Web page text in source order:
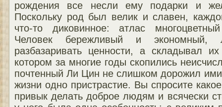
рождения все несли ему подарки и
Поскольку род был велик и славен,
что-то диковинное: атлас
Человек бережливый и
разбазаривать ценности, а складывал
котором за многие годы скопились
почтенный Ли Цин не слишком дорожил
жизни одно пристрастие. Вы спросите
привык делать доброе людям и всячески